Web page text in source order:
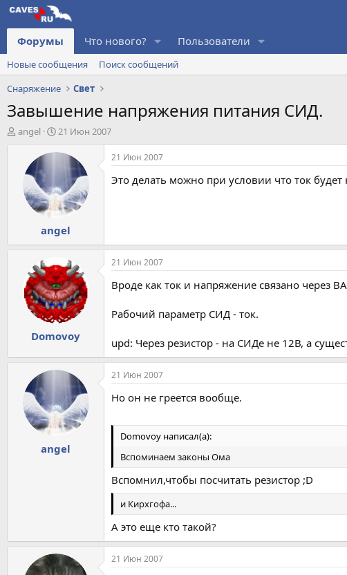
Форумы Что нового? Пользователи
Новые сообщения
Поиск сообщений
Снаряжение
Свет
Завышение напряжения питания СИД.
А
angel
Д
т
а
ч
а
л
а
21 Июн 2007
angel
21 Июн 2007
Это делать можно при условии что ток
Domovoy
21 Июн 2007
Вроде как ток и напряжение связано через
Рабочий параметр СИД - ток.
upd: Через резистор - на СИДе не 12В, а
angel
21 Июн 2007
Но он не греется вообще.
Domovoy написал(а):
Вспоминаем законы Ома
Вспомнил,чтобы посчитать резистор ;D
и Кирхгофа...
А это еще кто такой?
21 Июн 2007